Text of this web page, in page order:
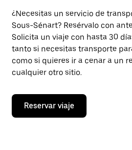
¿Necesitas un servicio de
Sous-Sénart? Resérvalo con
Solicita un viaje con hasta 30
tanto si necesitas transporte
como si quieres ir a cenar a un
cualquier otro sitio.
Reservar viaje